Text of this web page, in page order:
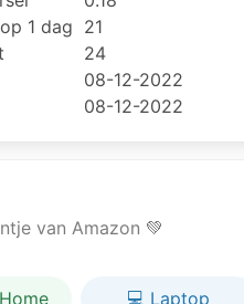
1 dag 21
24
08-12-2022
08-12-2022
van Amazon 💚
💻 Laptop